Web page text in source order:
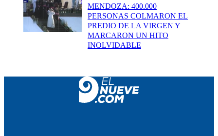
MENDOZA: 400.000
PERSONAS COLMARON EL
PREDIO DE LA VIRGEN Y
MARCARON UN HITO
INOLVIDABLE